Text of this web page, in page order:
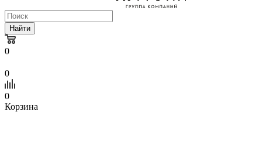
Найти
0
0
0
Корзина